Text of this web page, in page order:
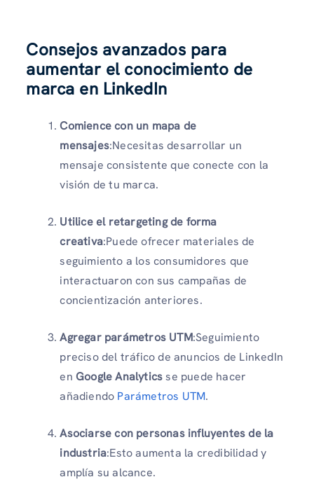
Consejos avanzados para
aumentar el conocimiento de
marca en LinkedIn
Comience con un mapa de
mensajes:Necesitas desarrollar un
mensaje consistente que conecte con la
visión de tu marca.
Utilice el retargeting de forma
creativa:Puede ofrecer materiales de
seguimiento a los consumidores que
interactuaron con sus campañas de
concientización anteriores.
Agregar parámetros UTM:Seguimiento
preciso del tráfico de anuncios de LinkedIn
en Google Analyticsse puede hacer
añadiendo Parámetros UTM.
Asociarse con personas influyentes de la
industria:Esto aumenta la credibilidad y
amplía su alcance.